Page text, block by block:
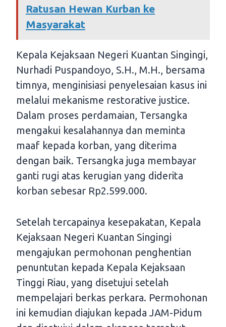
Ratusan Hewan Kurban ke
Masyarakat
Kepala Kejaksaan Negeri Kuantan Singingi,
Nurhadi Puspandoyo, S.H., M.H., bersama
timnya, menginisiasi penyelesaian kasus ini
melalui mekanisme restorative justice.
Dalam proses perdamaian, Tersangka
mengakui kesalahannya dan meminta
maaf kepada korban, yang diterima
dengan baik. Tersangka juga membayar
ganti rugi atas kerugian yang diderita
korban sebesar Rp2.599.000.
Setelah tercapainya kesepakatan, Kepala
Kejaksaan Negeri Kuantan Singingi
mengajukan permohonan penghentian
penuntutan kepada Kepala Kejaksaan
Tinggi Riau, yang disetujui setelah
mempelajari berkas perkara. Permohonan
ini kemudian diajukan kepada JAM-Pidum